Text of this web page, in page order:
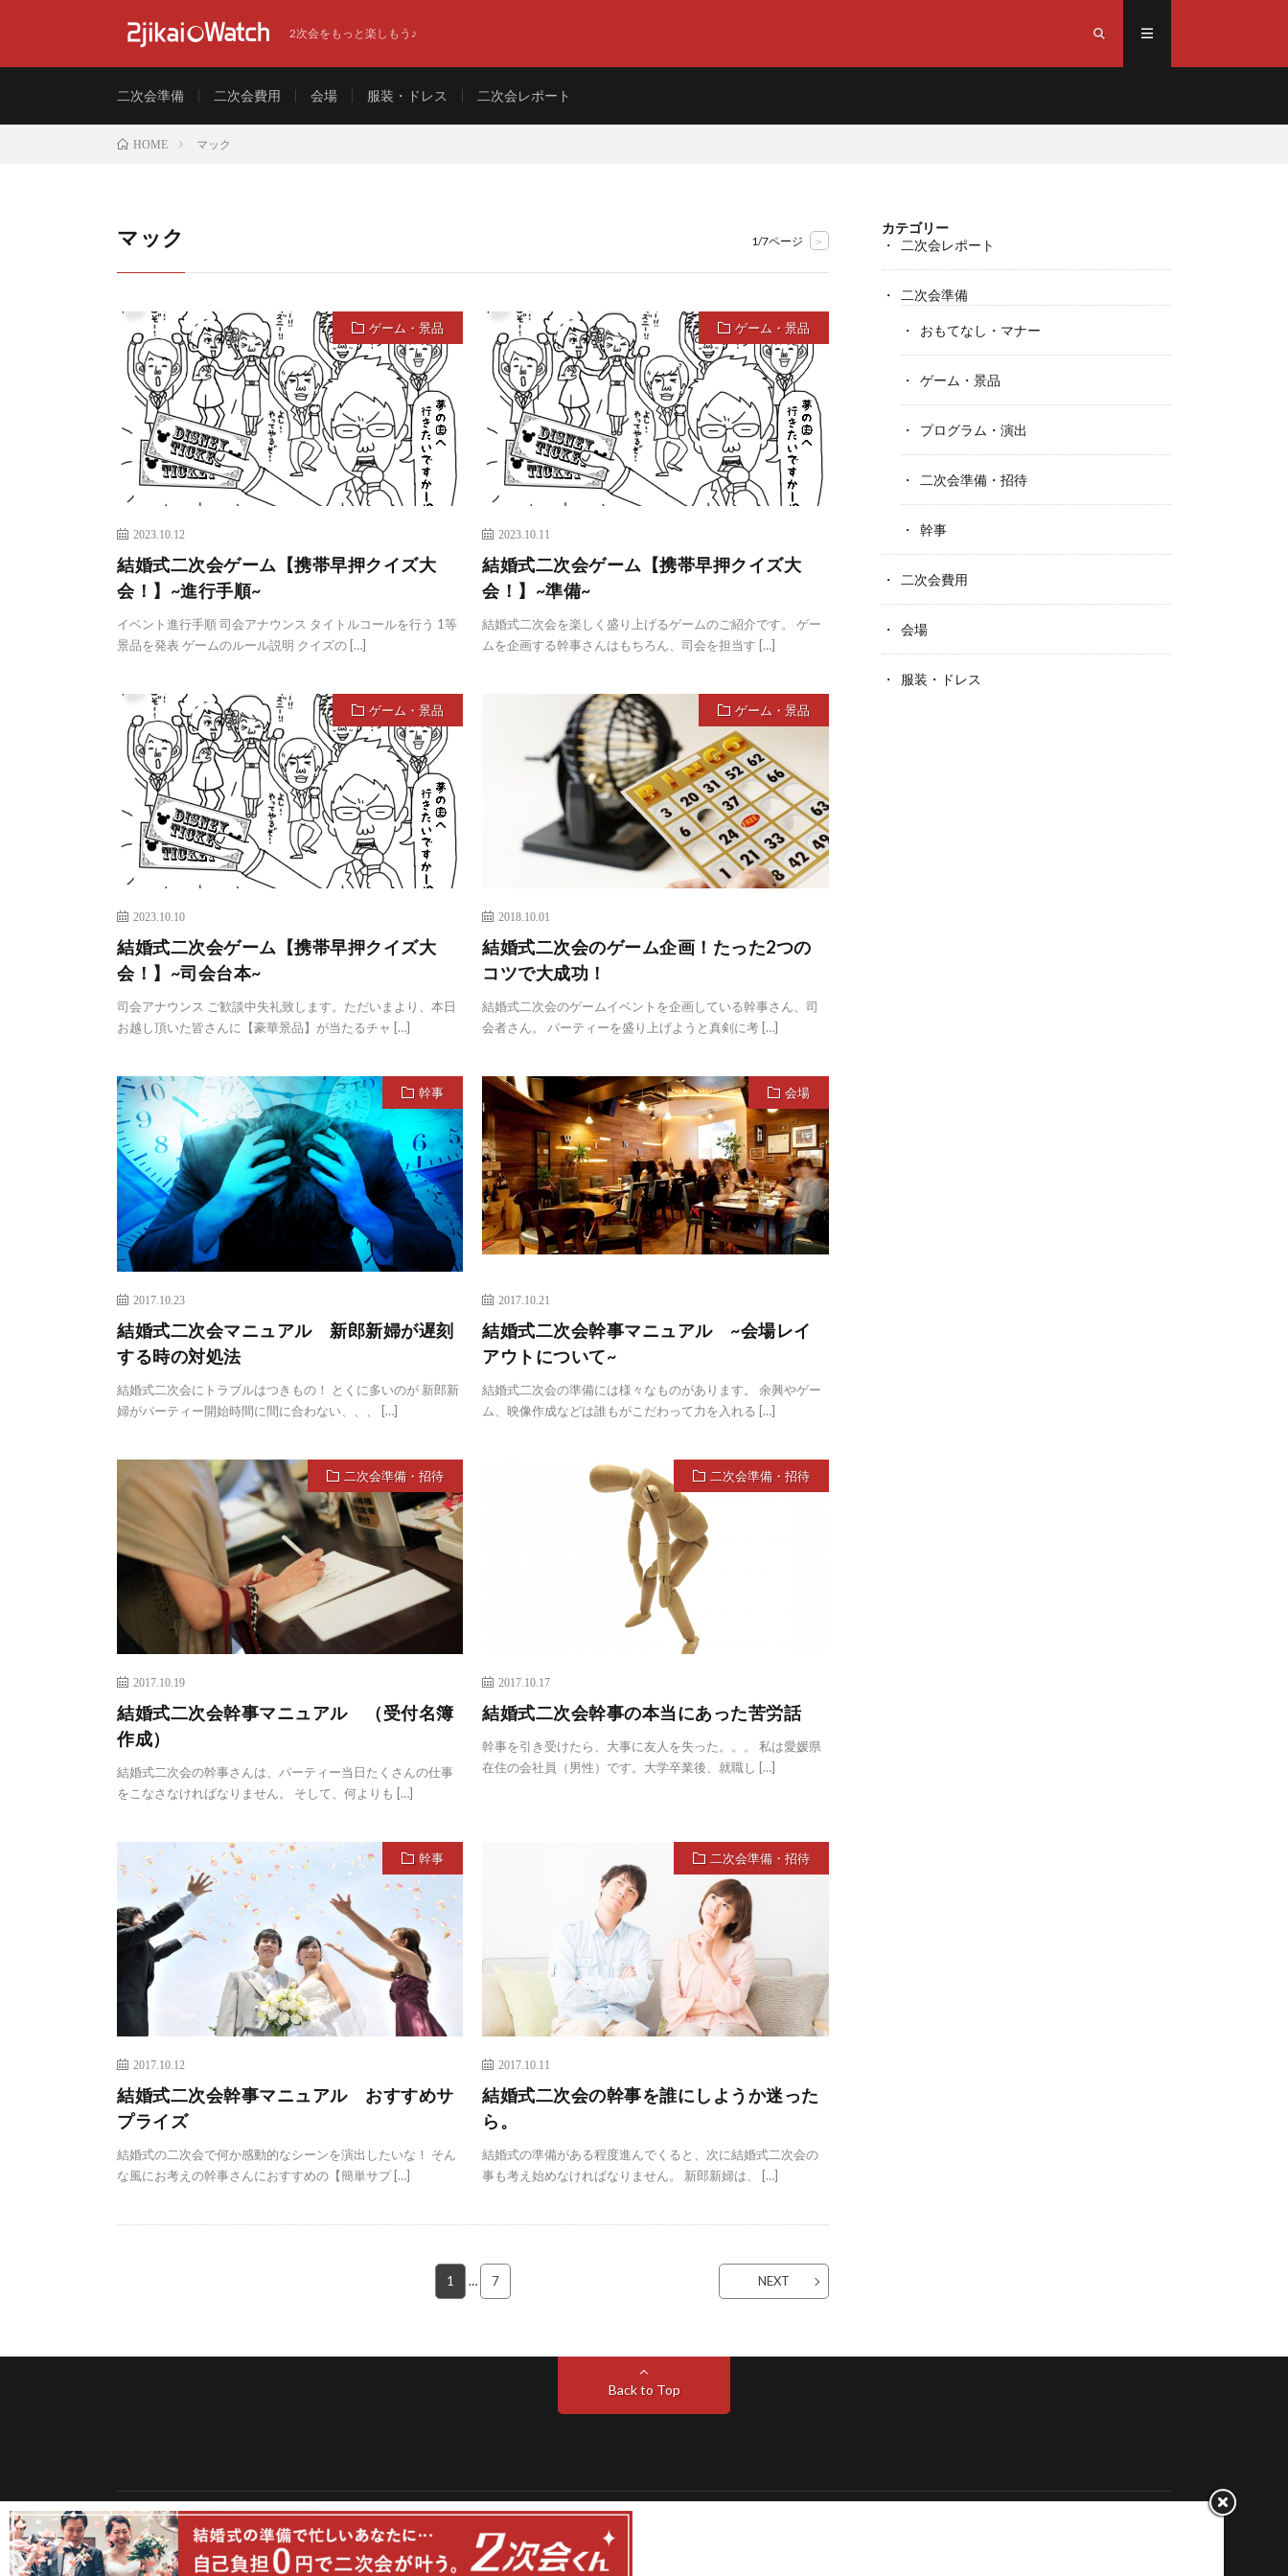
2次会をもっと楽しもう♪
二次会準備 二次会費用 会場 服装・ドレス 二次会レポート
HOME マック
マック 1/7ページ >
ゲーム・景品
2023.10.12
結婚式二次会ゲーム【携帯早押クイズ大
会！】~進行手順~
イベント進行手順 司会アナウンス タイトルコールを行う 1等
景品を発表 ゲームのルール説明 クイズの […]
ゲーム・景品
2023.10.11
結婚式二次会ゲーム【携帯早押クイズ大
会！】~準備~
結婚式二次会を楽しく盛り上げるゲームのご紹介です。 ゲー
ムを企画する幹事さんはもちろん、司会を担当す […]
ゲーム・景品
2023.10.10
結婚式二次会ゲーム【携帯早押クイズ大
会！】~司会台本~
司会アナウンス ご歓談中失礼致します。ただいまより、本日
お越し頂いた皆さんに【豪華景品】が当たるチャ […]
ゲーム・景品
2018.10.01
結婚式二次会のゲーム企画！たった2つの
コツで大成功！
結婚式二次会のゲームイベントを企画している幹事さん、司
会者さん。 パーティーを盛り上げようと真剣に考 […]
幹事
2017.10.23
結婚式二次会マニュアル 新郎新婦が遅刻
する時の対処法
結婚式二次会にトラブルはつきもの！ とくに多いのが 新郎新
婦がパーティー開始時間に間に合わない、、、 […]
会場
2017.10.21
結婚式二次会幹事マニュアル ~会場レイ
アウトについて~
結婚式二次会の準備には様々なものがあります。 余興やゲー
ム、映像作成などは誰もがこだわって力を入れる […]
二次会準備・招待
2017.10.19
結婚式二次会幹事マニュアル （受付名簿
作成）
結婚式二次会の幹事さんは、パーティー当日たくさんの仕事
をこなさなければなりません。 そして、何よりも […]
二次会準備・招待
2017.10.17
結婚式二次会幹事の本当にあった苦労話
幹事を引き受けたら、大事に友人を失った。。。 私は愛媛県
在住の会社員（男性）です。大学卒業後、就職し […]
幹事
2017.10.12
結婚式二次会幹事マニュアル おすすめサ
プライズ
結婚式の二次会で何か感動的なシーンを演出したいな！ そん
な風にお考えの幹事さんにおすすめの【簡単サプ […]
二次会準備・招待
2017.10.11
結婚式二次会の幹事を誰にしようか迷った
ら。
結婚式の準備がある程度進んでくると、次に結婚式二次会の
事も考え始めなければなりません。 新郎新婦は、 […]
1 … 7 NEXT
カテゴリー
二次会レポート
二次会準備
おもてなし・マナー
ゲーム・景品
プログラム・演出
二次会準備・招待
幹事
二次会費用
会場
服装・ドレス
Back to Top
© Copyright 20262次会ウォッチ 結婚式二次会メディア
2次会ウォッチ 結婚式二次会メディア byFIT-Web Create . Powered byWordPress